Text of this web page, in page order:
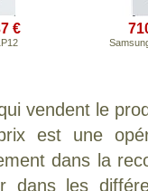
€
vendent le
est une
dans la
dans les